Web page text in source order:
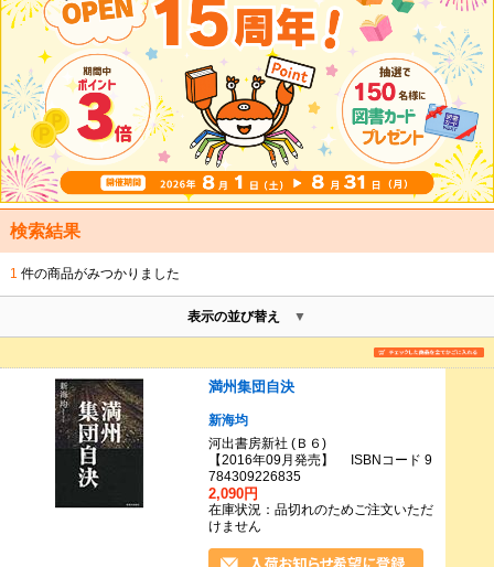
検索結果
1 件の商品がみつかりました
表示の並び替え
満州集団自決
新海均
河出書房新社 (Ｂ６)
【2016年09月発売】 ISBNコード 9
784309226835
2,090円
在庫状況：品切れのためご注文いただ
けません